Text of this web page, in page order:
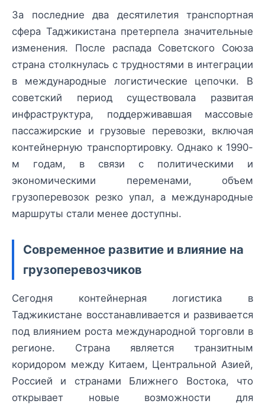
За последние два десятилетия транспортная
сфера Таджикистана претерпела значительные
изменения. После распада Советского Союза
страна столкнулась с трудностями в интеграции
в международные логистические цепочки. В
советский период существовала развитая
инфраструктура, поддерживавшая массовые
пассажирские и грузовые перевозки, включая
контейнерную транспортировку. Однако к 1990-
м годам, в связи с политическими и
экономическими переменами, объем
грузоперевозок резко упал, а международные
маршруты стали менее доступны.
Современное развитие и влияние на
грузоперевозчиков
Сегодня контейнерная логистика в
Таджикистане восстанавливается и развивается
под влиянием роста международной торговли в
регионе. Страна является транзитным
коридором между Китаем, Центральной Азией,
Россией и странами Ближнего Востока, что
открывает новые возможности для